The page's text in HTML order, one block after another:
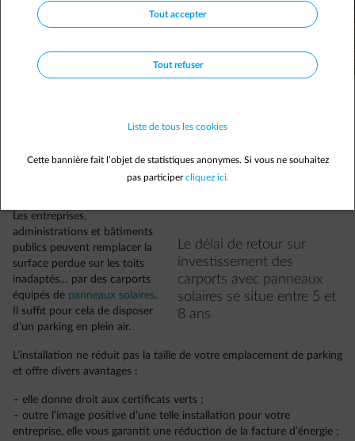
aménagements, de le mettre au mieux à profit.
Le délai de retour sur
investissement des
carports avec panneaux
solaires se situe entre 5 et
8 ans
Les entreprises,
administrations et bâtiments
publics peuvent remplacer la
surface perdue sur les toits
inadaptés… par des carports
équipés de panneaux solaires.
Il suffit pour cela de disposer
d’un parking en plein air.
L’installation ne réduit pas la taille de votre emplacement de parking
et offre divers avantages :
– elle donne droit aux certificats verts ;
– outre l’image positive d’une telle installation pour votre
entreprise, elle vous garantit une réduction de la facture d’énergie ;
Tout accepter
Tout refuser
Liste de tous les cookies
Cette bannière fait l’objet de statistiques anonymes. Si vous ne souhaitez
pas participercliquez ici.